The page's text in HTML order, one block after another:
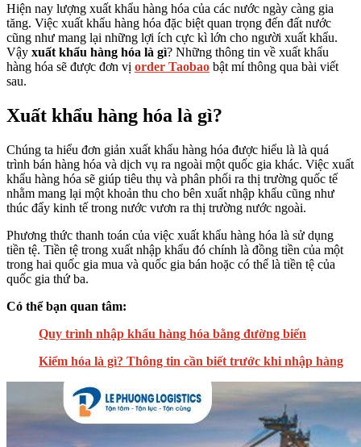
Hiện nay lượng xuất khẩu hàng hóa của các nước ngày càng gia
tăng. Việc xuất khẩu hàng hóa đặc biệt quan trọng đến đất nước
cũng như mang lại những lợi ích cực kì lớn cho người xuất khẩu.
Vậy xuất khẩu hàng hóa là gì? Những thông tin về xuất khẩu
hàng hóa sẽ được đơn vị order Taobao bật mí thông qua bài viết
sau.
Xuất khẩu hàng hóa là gì?
Chúng ta hiểu đơn giản xuất khẩu hàng hóa được hiểu là là quá
trình bán hàng hóa và dịch vụ ra ngoài một quốc gia khác. Việc xuất
khẩu hàng hóa sẽ giúp tiêu thụ và phân phối ra thị trường quốc tế
nhằm mang lại một khoản thu cho bên xuất nhập khẩu cũng như
thúc đẩy kinh tế trong nước vươn ra thị trường nước ngoài.
Phương thức thanh toán của việc xuất khẩu hàng hóa là sử dụng
tiền tệ. Tiền tệ trong xuất nhập khẩu đó chính là đồng tiền của một
trong hai quốc gia mua và quốc gia bán hoặc có thể là tiền tệ của
quốc gia thứ ba.
Có thể bạn quan tâm:
Quy trình nhập khẩu hàng hóa bằng đường biển
Kiểm hóa là gì? Thông tin cần biết trước khi nhập hàng